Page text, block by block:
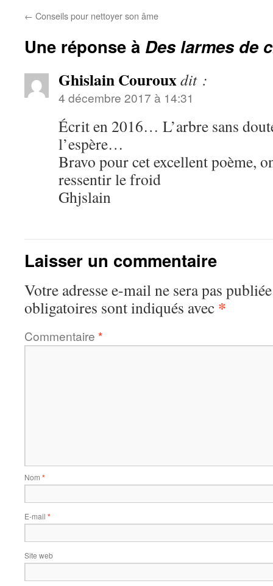
← Conseils pour nettoyer son âme
Une réponse à Des larmes de
Ghislain Courouxdit :
4 décembre 2017 à 14:31
Écrit en 2016… L’arbre sans
l’espère…
Bravo pour cet excellent poème,
ressentir le froid
Ghjslain
Laisser un commentaire
Votre adresse e-mail ne sera pas
obligatoires sont indiqués avec *
Commentaire *
Nom *
E-mail *
Site web